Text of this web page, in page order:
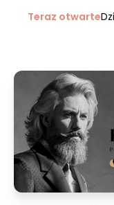
Teraz otwarte